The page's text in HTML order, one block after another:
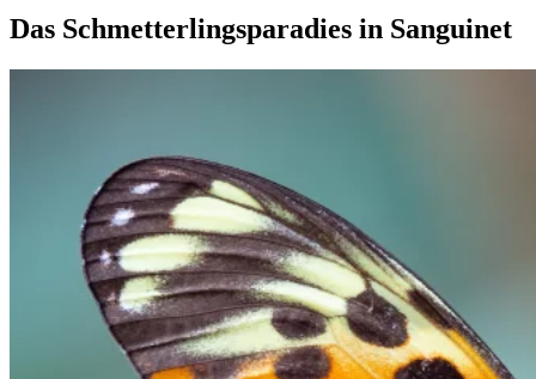
Das Schmetterlingsparadies in Sanguinet